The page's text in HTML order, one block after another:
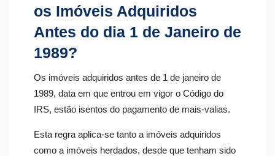
os Imóveis Adquiridos
Antes do dia 1 de Janeiro de
1989?
Os imóveis adquiridos antes de 1 de janeiro de
1989, data em que entrou em vigor o Código do
IRS, estão isentos do pagamento de mais-valias.
Esta regra aplica-se tanto a imóveis adquiridos
como a imóveis herdados, desde que tenham sido